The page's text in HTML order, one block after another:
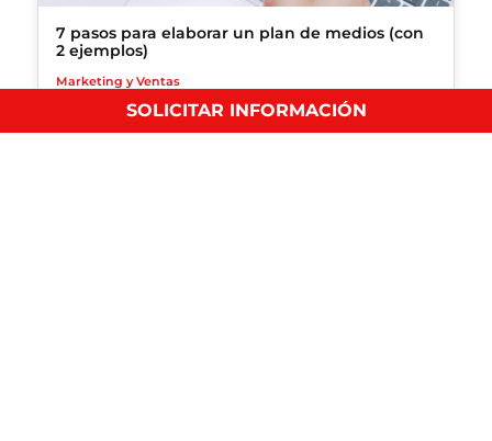
7 pasos para elaborar un plan de medios (con
2 ejemplos)
Marketing y Ventas
Descubre cómo hacer un plan de medios para tu
negocio…
SOLICITAR INFORMACIÓN